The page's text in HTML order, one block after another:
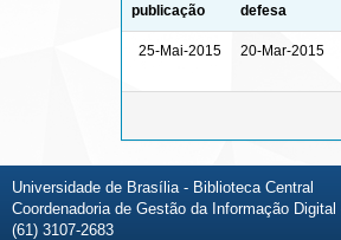
publicação
defesa
25-Mai-2015 20-Mar-2015
Universidade de Brasília - Biblioteca Central
Coordenadoria de Gestão da Informação Digital
(61) 3107-2683